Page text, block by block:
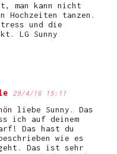
man kann nicht
Hochzeiten tanzen.
und die
LG Sunny
29/4/16 15:11
liebe Sunny. Das
ich auf deinem
Das hast du
wie es
Das ist sehr